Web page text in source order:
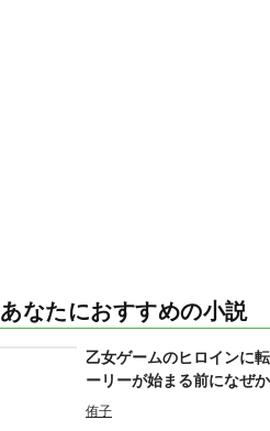
あなたにおすすめの小説
乙女ゲームのヒロインに
ーリーが始まる前になぜ
終わらせてたんですが
侑子